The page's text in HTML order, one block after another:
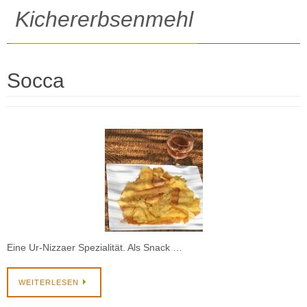
Kichererbsenmehl
Socca
Eine Ur-Nizzaer Spezialität. Als Snack …
WEITERLESEN